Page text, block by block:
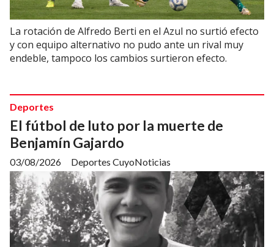
La rotación de Alfredo Berti en el Azul no surtió efecto
y con equipo alternativo no pudo ante un rival muy
endeble, tampoco los cambios surtieron efecto.
El fútbol de luto por la muerte de
Benjamín Gajardo
Deportes CuyoNoticias
Deportes
03/08/2026